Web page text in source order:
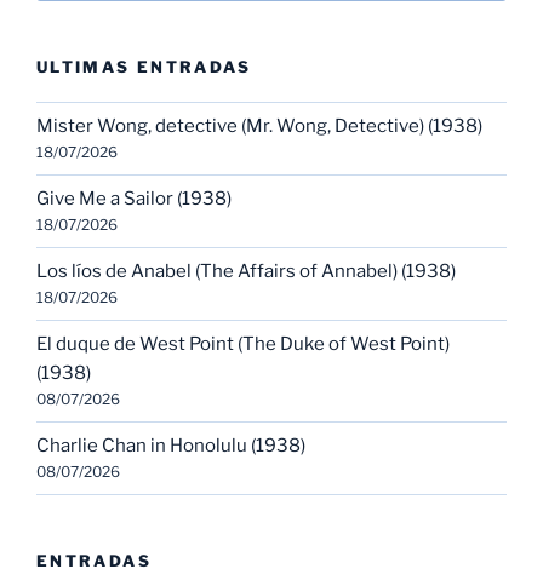
ULTIMAS ENTRADAS
Mister Wong, detective (Mr. Wong, Detective) (1938)
18/07/2026
Give Me a Sailor (1938)
18/07/2026
Los líos de Anabel (The Affairs of Annabel) (1938)
18/07/2026
El duque de West Point (The Duke of West Point)
(1938)
08/07/2026
Charlie Chan in Honolulu (1938)
08/07/2026
ENTRADAS